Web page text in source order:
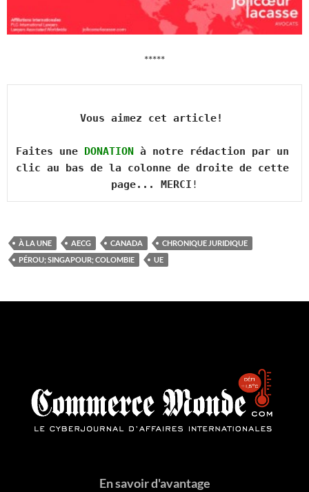
*****
Vous aimez cet article!
Faites une DONATION à notre rédaction par un
clic au bas de la colonne de droite de cette
page... MERCI !
À LA UNE AECG CANADA
CHRONIQUE JURIDIQUE
PÉROU; SINGAPOUR; COLOMBIE
UE
En savoir d'avantage